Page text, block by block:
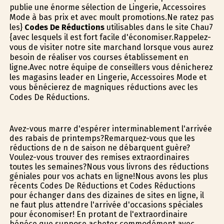
publie une énorme sélection de Lingerie, Accessoires
Mode à bas prix et avec moult promotions.Ne ratez pas
les} Codes De Réductionsutilisables dans le site Chau7
{avec lesquels il est fort facile d'économiser.Rappelez-
vous de visiter notre site marchand lorsque vous aurez
besoin de réaliser vos courses établissement en
ligne.Avec notre équipe de conseillers vous dénicherez
les magasins leader en Lingerie, Accessoires Mode et
vous bénéficierez de magnifiques réductions avec les
Codes De Réductions.
Avez-vous marre d'espérer interminablement l'arrivée
des rabais de printemps?Remarquez-vous que les
réductions de fin de saison ne débarquent guère?
Voulez-vous trouver des remises extraordinaires
toutes les semaines?Nous vous livrons des réductions
géniales pour vos achats en ligne!Nous avons les plus
récents Codes De Réductions et Codes Réductions
pour échanger dans des dizaines de sites en ligne, il
ne faut plus attendre l'arrivée d'occasions spéciales
pour économiser! En profitant de l'extraordinaire